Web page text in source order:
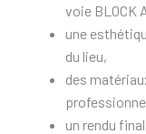
voie BLOCK
une
du lieu,
des
un rendu